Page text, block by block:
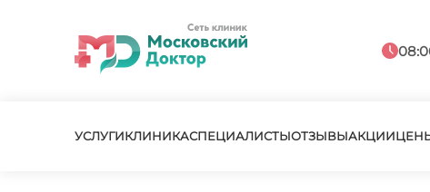
УСЛУГИКЛИНИКАСПЕЦИАЛИСТЫОТЗЫВЫАКЦИИ